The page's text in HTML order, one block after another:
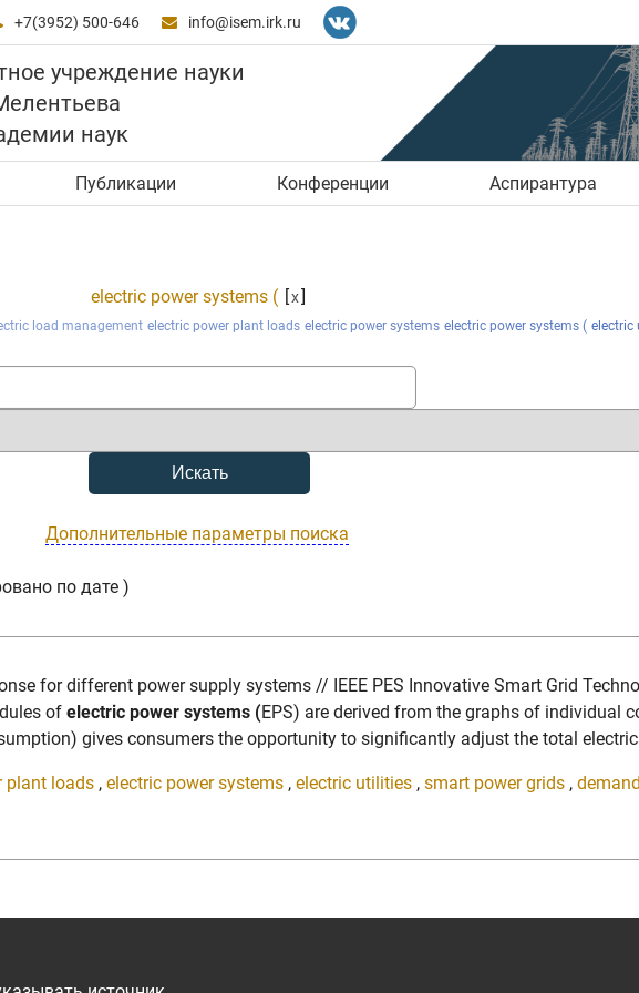
+7(3952) 500-646  info@isem.irk.ru
учреждение науки
наук
Публикации Конференции Аспирантура
electric power systems ( [x]
load management electric power plant loads electric power systems electric power systems ( electric
Дополнительные параметры поиска
по дате )
for different power supply systems // IEEE PES Innovative Smart Grid
of electric power systems (EPS) are derived from the graphs of individual
gives consumers the opportunity to significantly adjust the total
plant loads , electric power systems , electric utilities , smart power grids ,